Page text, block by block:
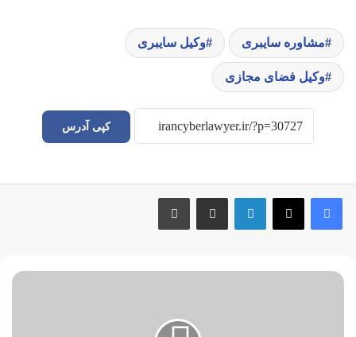
مشاوره سایبری وکیل سایبری
وکیل فضای مجازی
کپی آدرس